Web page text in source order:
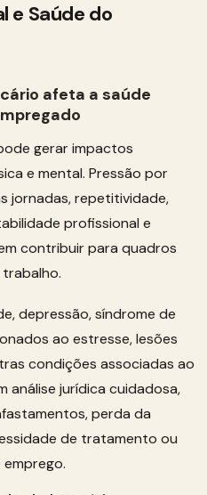
e Saúde do
afeta a saúde
gerar impactos
e mental. Pressão por
jornadas, repetitividade,
profissional e
contribuir para quadros
depressão, síndrome de
ao estresse, lesões
condições associadas ao
análise jurídica cuidadosa,
perda da
de tratamento ou